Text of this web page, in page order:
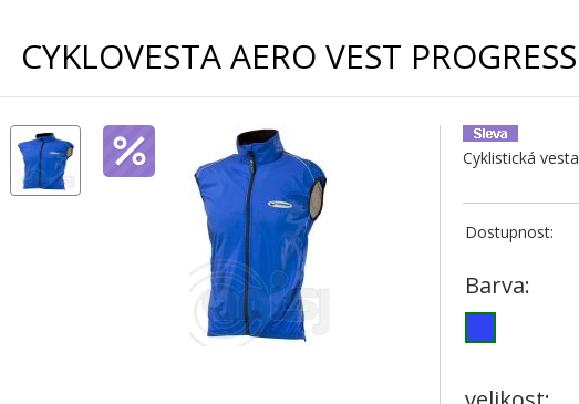
CYKLOVESTA AERO VEST PROGRESS
Cyklistická vesta
Dostupnost:
Barva: